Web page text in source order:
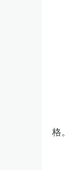
格。